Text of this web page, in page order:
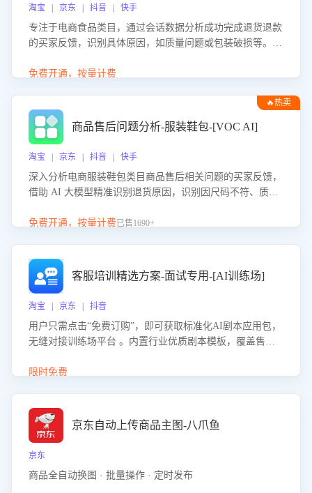
淘宝 | 京东 | 抖音 | 快手
专注于电商食品类目，通过会话数据分析成功完成退货退款
的买家反馈，识别具体原因，如质量问题或包装破损等。结
商家降低退款率，提升售后效率。
免费开通，按量计费
🔥热卖
商品售后问题分析-服装鞋包-[VOC AI]
淘宝 | 京东 | 抖音 | 快手
深入分析电商服装鞋包类目商品售后相关问题的买家反馈，
借助 AI 大模型精准识别退货原因，识别因尺码不符、质量
议，助力商家优化产品或服务，实现销售额的显著提升。
免费开通，按量计费已售1690+
客服培训精选方案-面试专用-[AI训练场]
淘宝 | 京东 | 抖音
用户只需点击“免费订购”，即可获取标准化AI剧本应用包，
无缝对接训练场平台 。内置行业优质剧本模板，覆盖售前
初始化时间，助力企业快速启动智能客服训练
限时免费
京东自动上传商品主图-八爪鱼
京东
商品全自动换图 · 批量操作 · 定时发布